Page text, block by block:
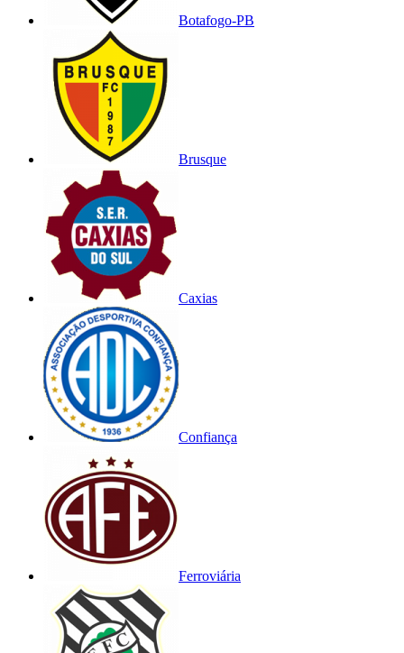
Botafogo-PB
Brusque
Caxias
Confiança
Ferroviária